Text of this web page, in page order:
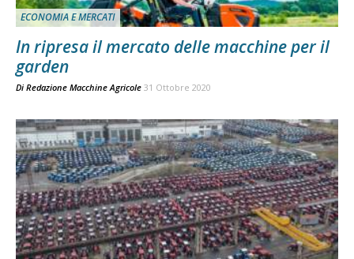
ECONOMIA E MERCATI
In ripresa il mercato delle macchine per il
garden
Di Redazione Macchine Agricole 31 Ottobre 2020